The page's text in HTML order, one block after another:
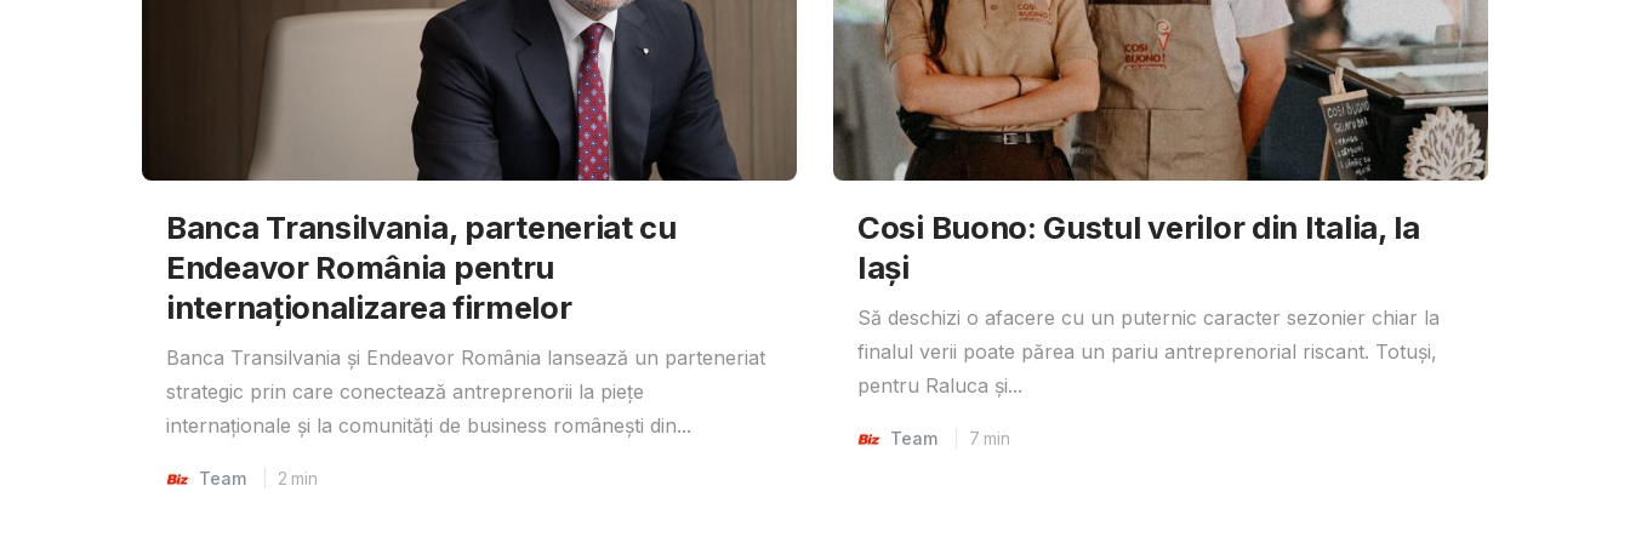
Banca Transilvania, parteneriat cu
Endeavor România pentru
internaționalizarea firmelor
Banca Transilvania și Endeavor România lansează un parteneriat
strategic prin care conectează antreprenorii la piețe
internaționale și la comunități de business românești din...
Team 2 min
Cosi Buono: Gustul verilor din Italia, la
Iași
Să deschizi o afacere cu un puternic caracter sezonier chiar la
finalul verii poate părea un pariu antreprenorial riscant. Totuși,
pentru Raluca și...
Team 7 min